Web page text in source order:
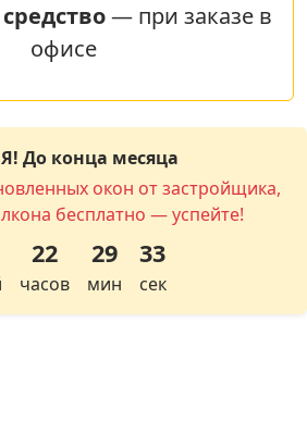
— при заказе в
офисе
До конца месяца
окон от застройщика,
бесплатно — успейте!
22
часов
29
мин
32
сек